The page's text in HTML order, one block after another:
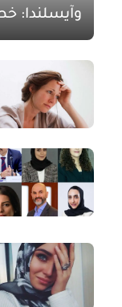
وآيسلندا: